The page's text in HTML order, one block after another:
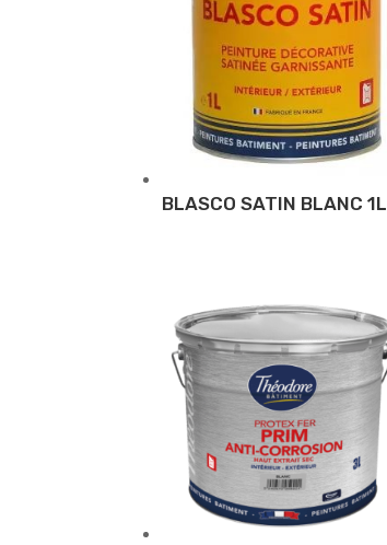
BLASCO SATIN BLANC 1L